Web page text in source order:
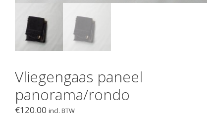
Vliegengaas paneel
panorama/rondo
€120.00 incl. BTW